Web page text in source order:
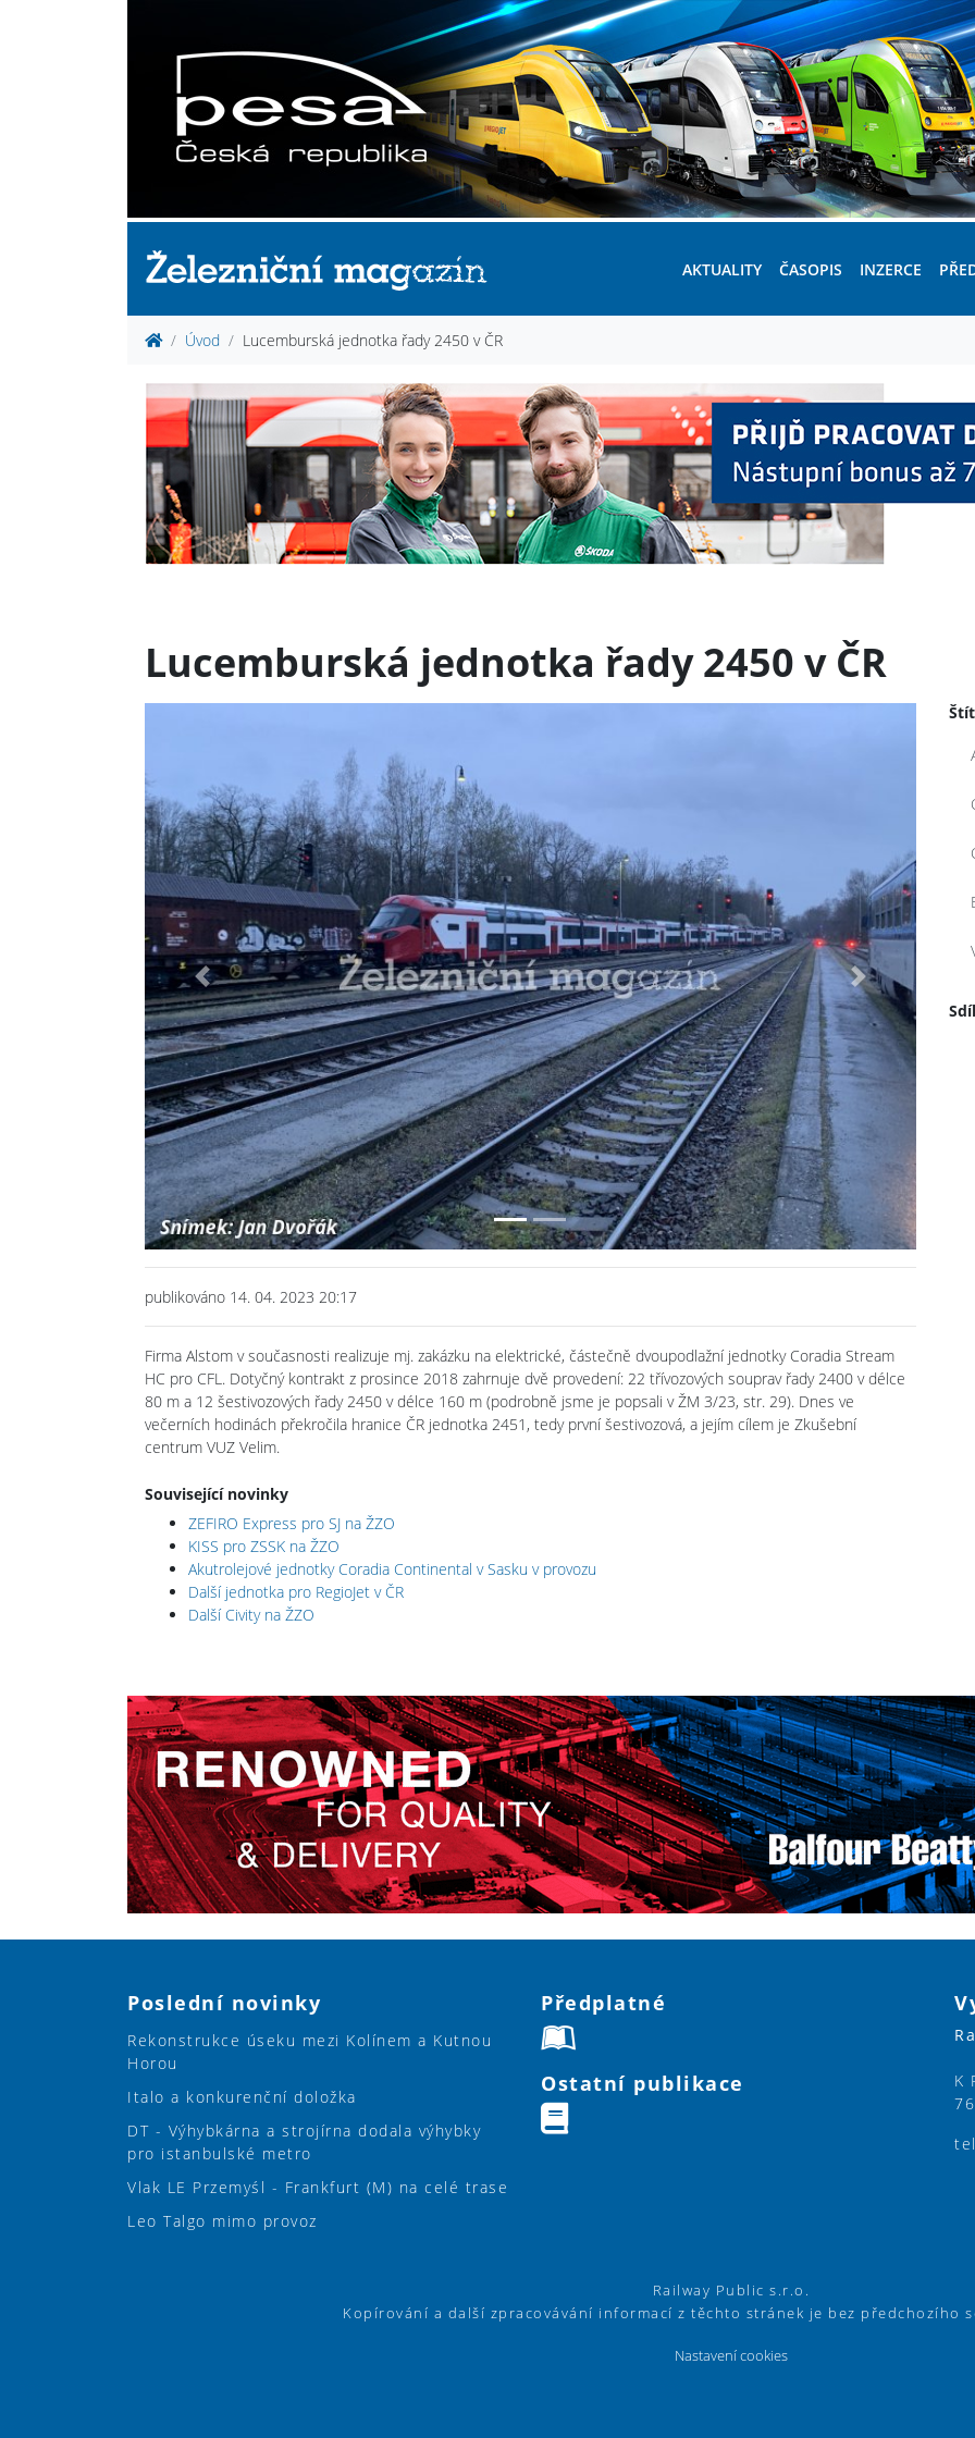
AKTUALITY ČASOPIS INZERCE
Úvod Lucemburská jednotka řady 2450 v ČR
Lucemburská jednotka řady 2450 v ČR
Previous Next
publikováno 14. 04. 2023 20:17
Firma Alstom v současnosti realizuje mj. zakázku na elektrické, částečně dvoupodlažní jednotky Coradia Stream
HC pro CFL. Dotyčný kontrakt z prosince 2018 zahrnuje dvě provedení: 22 třívozových souprav řady 2400 v délce
80 m a 12 šestivozových řady 2450 v délce 160 m (podrobně jsme je popsali v ŽM 3/23, str. 29). Dnes ve
večerních hodinách překročila hranice ČR jednotka 2451, tedy první šestivozová, a jejím cílem je Zkušební
centrum VUZ Velim.
Související novinky
ZEFIRO Express pro SJ na ŽZO
KISS pro ZSSK na ŽZO
Akutrolejové jednotky Coradia Continental v Sasku v provozu
Další jednotka pro RegioJet v ČR
Další Civity na ŽZO
Poslední novinky
Rekonstrukce úseku mezi Kolínem a Kutnou
Horou
Italo a konkurenční doložka
DT - Výhybkárna a strojírna dodala výhybky
pro istanbulské metro
Vlak LE Przemyśl - Frankfurt (M) na celé trase
Leo Talgo mimo provoz
Předplatné
Ostatní publikace
K
Railway Public s.r.o.
Kopírování a další zpracovávání informací z těchto stránek je bez předchozího
Nastavení cookies